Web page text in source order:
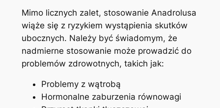
Mimo licznych zalet, stosowanie Anadrolusa
wiąże się z ryzykiem wystąpienia skutków
ubocznych. Należy być świadomym, że
nadmierne stosowanie może prowadzić do
problemów zdrowotnych, takich jak:
Problemy z wątrobą
Hormonalne zaburzenia równowagi